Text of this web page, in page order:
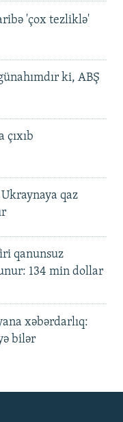
'çox tezliklə'
ki, ABŞ
çıxıb
qaz
qanunsuz
134 min dollar
xəbərdarlıq:
bilər